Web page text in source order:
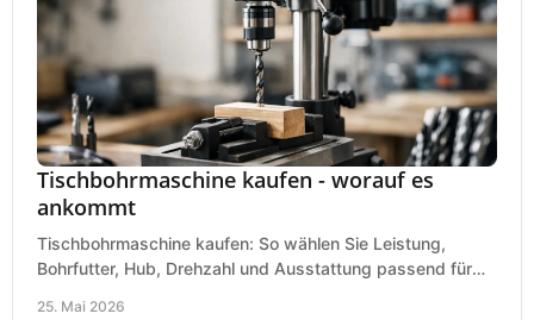
Tischbohrmaschine kaufen - worauf es
ankommt
Tischbohrmaschine kaufen: So wählen Sie Leistung,
Bohrfutter, Hub, Drehzahl und Ausstattung passend für
25. Mai 2026